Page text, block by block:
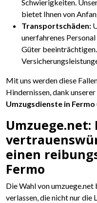
Schwierigkeiten.
bietet Ihnen von
Transportschäden:
unerfahrenes
Güter
Mit uns werden diese
Hindernissen, dank
Umzugsdienste in Fermo
Umzuege.net:
einen
Fermo
Die Wahl von
verlassen, die nicht nur die